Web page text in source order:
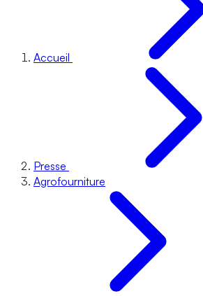
Accueil
Presse
Agrofourniture